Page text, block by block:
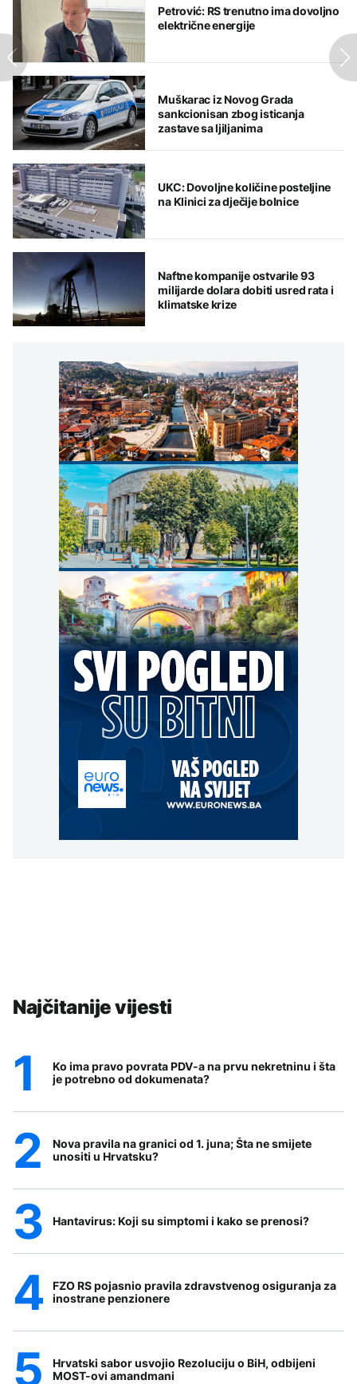
Petrović: RS trenutno ima dovoljno
električne energije
Muškarac iz Novog Grada
sankcionisan zbog isticanja
zastave sa ljiljanima
UKC: Dovoljne količine posteljine
na Klinici za dječije bolnice
Naftne kompanije ostvarile 93
milijarde dolara dobiti usred rata i
klimatske krize
Najčitanije vijesti
Ko ima pravo povrata PDV-a na prvu nekretninu i šta
je potrebno od dokumenata?
Nova pravila na granici od 1. juna; Šta ne smijete
unositi u Hrvatsku?
Hantavirus: Koji su simptomi i kako se prenosi?
FZO RS pojasnio pravila zdravstvenog osiguranja za
inostrane penzionere
Hrvatski sabor usvojio Rezoluciju o BiH, odbijeni
MOST-ovi amandmani